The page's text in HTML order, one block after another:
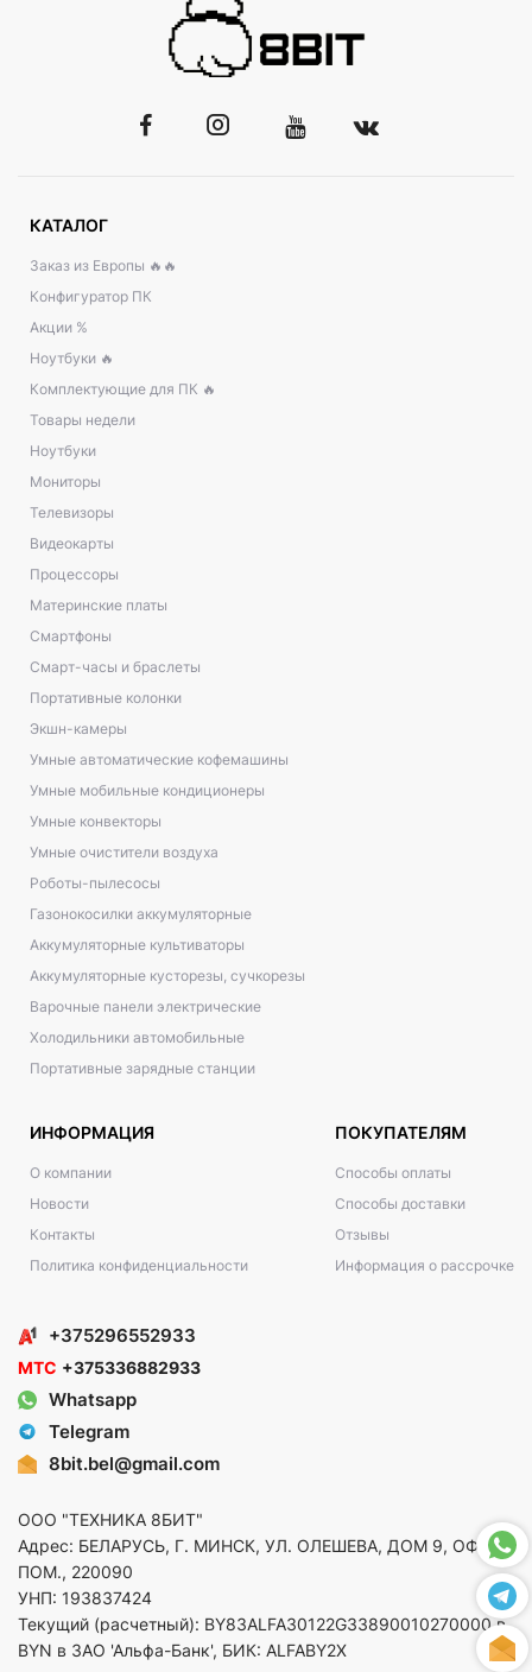
КАТАЛОГ
Заказ из Европы 🔥🔥
Конфигуратор ПК
Акции %
Ноутбуки 🔥
Комплектующие для ПК 🔥
Товары недели
Ноутбуки
Мониторы
Телевизоры
Видеокарты
Процессоры
Материнские платы
Смартфоны
Смарт-часы и браслеты
Портативные колонки
Экшн-камеры
Умные автоматические кофемашины
Умные мобильные кондиционеры
Умные конвекторы
Умные очистители воздуха
Роботы-пылесосы
Газонокосилки аккумуляторные
Аккумуляторные культиваторы
Аккумуляторные кусторезы, сучкорезы
Варочные панели электрические
Холодильники автомобильные
Портативные зарядные станции
ИНФОРМАЦИЯ
О компании
Новости
Контакты
Политика конфиденциальности
ПОКУПАТЕЛЯМ
Способы оплаты
Способы доставки
Отзывы
Информация о рассрочке
+375296552933
МТС +375336882933
Whatsapp
Telegram
8bit.bel@gmail.com
ООО "ТЕХНИКА 8БИТ"
Адрес: БЕЛАРУСЬ, Г. МИНСК, УЛ. ОЛЕШЕВА, ДОМ 9, ОФ. 5,
ПОМ., 220090
УНП: 193837424
Текущий (расчетный): BY83ALFA30122G33890010270000 в
BYN в ЗАО 'Альфа-Банк', БИК: ALFABY2X